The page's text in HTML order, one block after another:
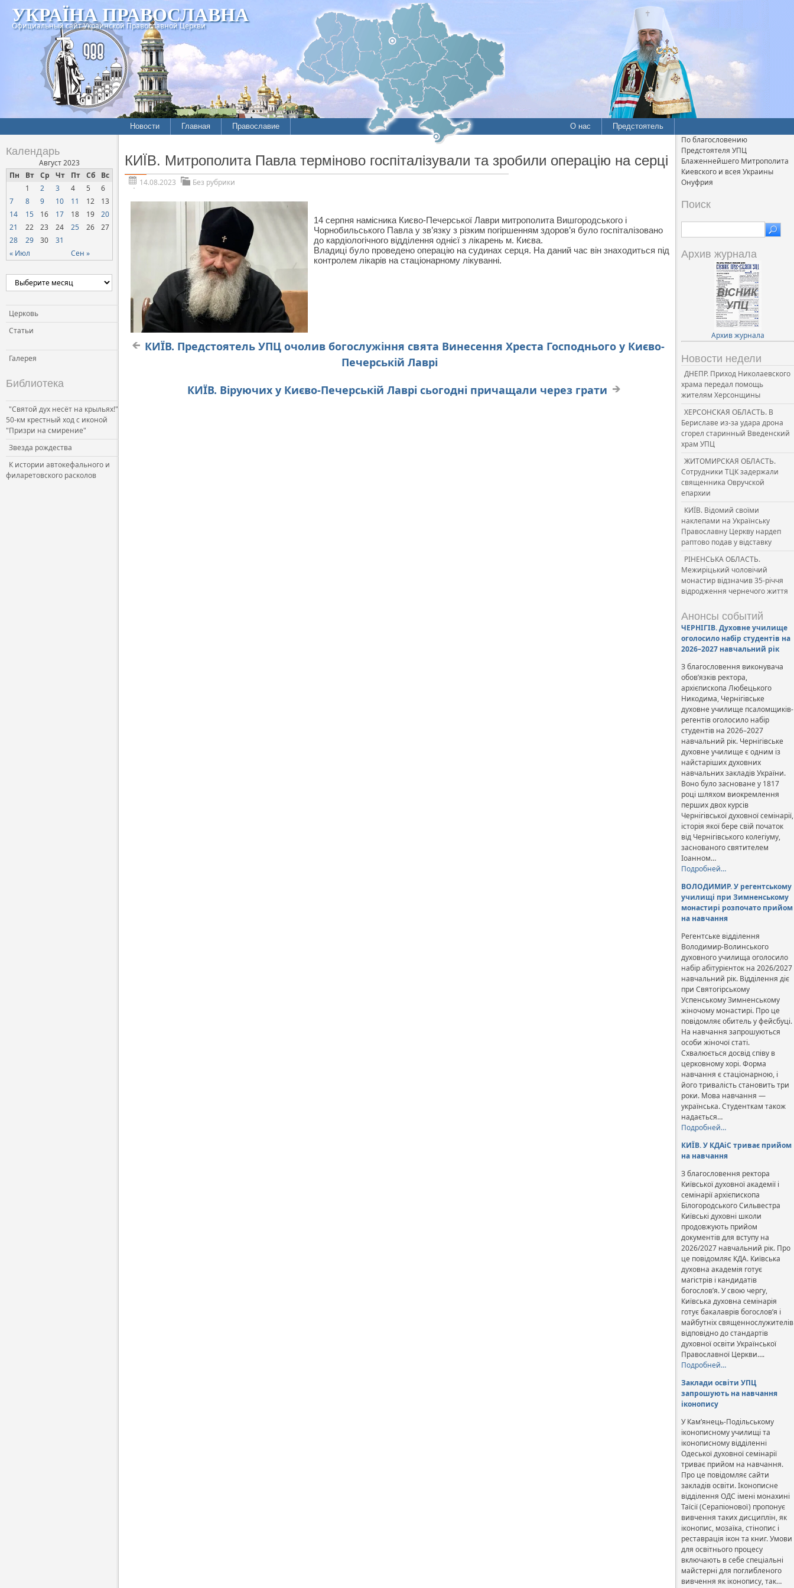
УКРАЇНА ПРАВОСЛАВНА
Официальный сайт Украинской Православной Церкви
Новости Главная Православие О нас Предстоятель
Календарь
Август 2023
Пн
Вт Ср Чт Пт Сб Вс
« Июл Сен »
1 2 3 4 5
6
7
8 9 10 11 12
13
14
15 16 17 18 19
20
21
22 23 24 25 26
27
28
29 30 31
Церковь
Статьи
Галерея
Библиотека
"Святой дух несёт на крыльях!"
50-км крестный ход с иконой
"Призри на смирение"
Звезда рождества
К истории автокефального и
филаретовского расколов
КИЇВ. Митрополита Павла терміново госпіталізували та зробили операцію на серці
14.08.2023 Без рубрики
14 серпня намісника Києво-Печерської Лаври митрополита Вишгородського і
Чорнобильського Павла у зв’язку з різким погіршенням здоров’я було госпіталізовано
до кардіологічного відділення однієї з лікарень м. Києва.
Владиці було проведено операцію на судинах серця. На даний час він знаходиться під
контролем лікарів на стаціонарному лікуванні.
КИЇВ. Предстоятель УПЦ очолив богослужіння свята Винесення Хреста Господнього у Києво-
Печерській Лаврі
КИЇВ. Віруючих у Києво-Печерській Лаврі сьогодні причащали через грати
По благословению
Предстоятеля УПЦ
Блаженнейшего Митрополита
Киевского и всея Украины
Онуфрия
Поиск
Архив журнала
Архив журнала
Новости недели
ДНЕПР. Приход Николаевского
храма передал помощь
жителям Херсонщины
ХЕРСОНСКАЯ ОБЛАСТЬ. В
Бериславе из-за удара дрона
сгорел старинный Введенский
храм УПЦ
ЖИТОМИРСКАЯ ОБЛАСТЬ.
Сотрудники ТЦК задержали
священника Овручской
епархии
КИЇВ. Відомий своїми
наклепами на Українську
Православну Церкву нардеп
раптово подав у відставку
РІНЕНСЬКА ОБЛАСТЬ.
Межиріцький чоловічий
монастир відзначив 35-річчя
відродження чернечого життя
Анонсы событий
ЧЕРНІГІВ. Духовне училище
оголосило набір студентів на
2026–2027 навчальний рік
З благословення виконувача
обов’язків ректора,
архієпископа Любецького
Никодима, Чернігівське
духовне училище псаломщиків-
регентів оголосило набір
студентів на 2026–2027
навчальний рік. Чернігівське
духовне училище є одним із
найстаріших духовних
навчальних закладів України.
Воно було засноване у 1817
році шляхом виокремлення
перших двох курсів
Чернігівської духовної семінарії,
історія якої бере свій початок
від Чернігівського колегіуму,
заснованого святителем
Іоанном…
Подробней…
ВОЛОДИМИР. У регентському
училищі при Зимненському
монастирі розпочато прийом
на навчання
Регентське відділення
Володимир-Волинського
духовного училища оголосило
набір абітурієнток на 2026/2027
навчальний рік. Відділення діє
при Святогірському
Успенському Зимненському
жіночому монастирі. Про це
повідомляє обитель у фейсбуці.
На навчання запрошуються
особи жіночої статі.
Схвалюється досвід співу в
церковному хорі. Форма
навчання є стаціонарною, і
його тривалість становить три
роки. Мова навчання —
українська. Студенткам також
надається…
Подробней…
КИЇВ. У КДАіС триває прийом
на навчання
З благословення ректора
Київської духовної академії і
семінарії архієпископа
Білогородського Сильвестра
Київські духовні школи
продовжують прийом
документів для вступу на
2026/2027 навчальний рік. Про
це повідомляє КДА. Київська
духовна академія готує
магістрів і кандидатів
богослов’я. У свою чергу,
Київська духовна семінарія
готує бакалаврів богослов’я і
майбутніх священнослужителів
відповідно до стандартів
духовної освіти Української
Православної Церкви….
Подробней…
Заклади освіти УПЦ
запрошують на навчання
іконопису
У Кам’янець-Подільському
іконописному училищі та
іконописному відділенні
Одеської духовної семінарії
триває прийом на навчання.
Про це повідомляє сайти
закладів освіти. Іконописне
відділення ОДС імені монахині
Таїсії (Серапіонової) пропонує
вивчення таких дисциплін, як
іконопис, мозаїка, стінопис і
реставрація ікон та книг. Умови
для освітнього процесу
включають в себе спеціальні
майстерні для поглибленого
вивчення як іконопису, так…